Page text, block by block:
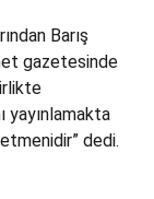
Barış
gazetesinde
yayınlamakta
dedi.